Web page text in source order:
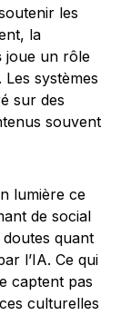
les
la
joue un rôle
systèmes
sur des
souvent
lumière ce
de social
quant
l’IA. Ce qui
captent pas
culturelles